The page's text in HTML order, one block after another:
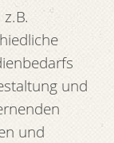
und
und